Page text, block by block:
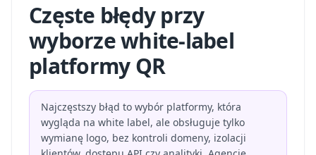
Częste błędy przy
wyborze white-label
platformy QR
Najczęstszy błąd to wybór platformy, która
wygląda na white label, ale obsługuje tylko
wymianę logo, bez kontroli domeny, izolacji